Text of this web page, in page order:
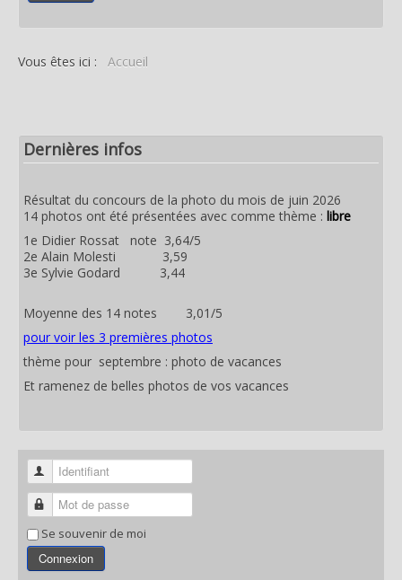
Vous êtes ici : Accueil
Dernières infos
Résultat du concours de la photo du mois de juin 2026
14 photos ont été présentées avec comme thème : libre
1e Didier Rossat note 3,64/5
2e Alain Molesti 3,59
3e Sylvie Godard 3,44
Moyenne des 14 notes 3,01/5
pour voir les 3 premières photos
thème pour septembre : photo de vacances
Et ramenez de belles photos de vos vacances
Identifiant
Mot de passe
Se souvenir de moi
Connexion